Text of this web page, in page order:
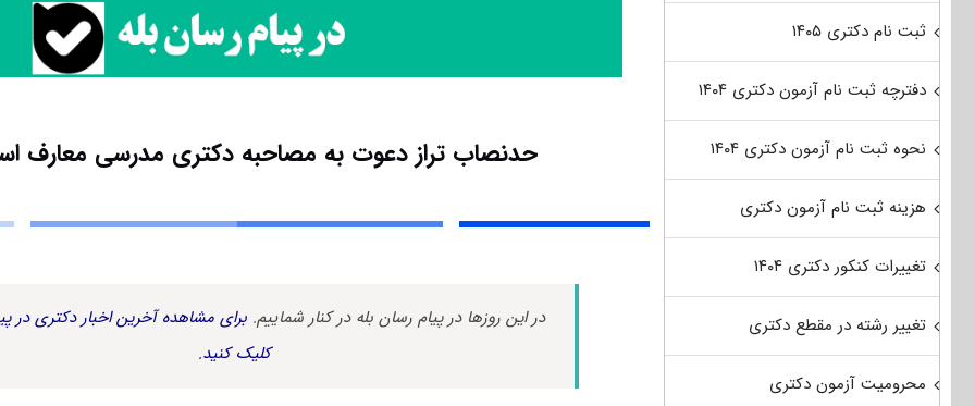
حدنصاب تراز دعوت به مصاحبه دکتری مدرسی معارف
در این روزها در پیام رسان بله در کنار شماییم. برای مشاهده آخرین اخبار دکتری در
کلیک کنید.
ثبت نام دکتری ۱۴۰۵
دفترچه ثبت نام آزمون دکتری ۱۴۰۴
نحوه ثبت نام آزمون دکتری ۱۴۰۴
هزینه ثبت نام آزمون دکتری
تغییرات کنکور دکتری ۱۴۰۴
تغییر رشته در مقطع دکتری
محرومیت آزمون دکتری